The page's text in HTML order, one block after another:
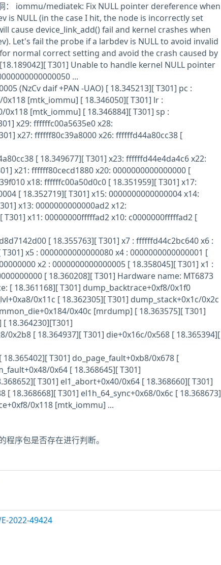
： iommu/mediatek: Fix NULL pointer dereference when
is NULL (in the case I hit, the node is incorrectly set
cause device_link_add() fail and kernel crashes when
Let's fail the probe if a larbdev is NULL to avoid invalid
normal correct setting and avoid the crash caused by
T301] Unable to handle kernel NULL pointer
...
(NzCv daif +PAN -UAO) [ 18.345213][ T301] pc :
[mtk_iommu] [ 18.346050][ T301] lr :
[mtk_iommu] [ 18.346884][ T301] sp :
x29: ffffffc00a5635e0 x28:
x27: ffffff80c39a8000 x26: ffffffd44a80cc38 [
[ 18.349677][ T301] x23: ffffffd44e4da4c6 x22:
x21: ffffff80cecd1880 x20: 0000000000000000 [
x18: ffffffc00a50d0c0 [ 18.351959][ T301] x17:
[ 18.352719][ T301] x15: 0000000000000004 x14:
x13: 0000000000000ad2 x12:
T301] x11: 00000000fffffad2 x10: c0000000fffffad2 [
[ 18.355763][ T301] x7 : ffffffd44c2bc640 x6 :
x5 : 0000000000000080 x4 : 0000000000000001 [
x2 : 0000000000000005 [ 18.358045][ T301] x1 :
[ 18.360208][ T301] Hardware name: MT6873
[ 18.361168][ T301] dump_backtrace+0xf8/0x1f0
0x11c [ 18.362305][ T301] dump_stack+0x1c/0x2c
0x40c [mrdump] [ 18.363575][ T301]
18.364230][T301]
0x2b8 [ 18.364937][ T301] die+0x16c/0x568 [ 18.365394][
18.365402][ T301] do_page_fault+0xb8/0x678 [
0x64 [ 18.368645][ T301]
T301] el1_abort+0x40/0x64 [ 18.368660][ T301]
[ 18.368668][ T301] el1h_64_sync+0x68/0x6c [ 18.368673]
0x118 [mtk_iommu] ...
序包是否存在进行判断。
2022-49424